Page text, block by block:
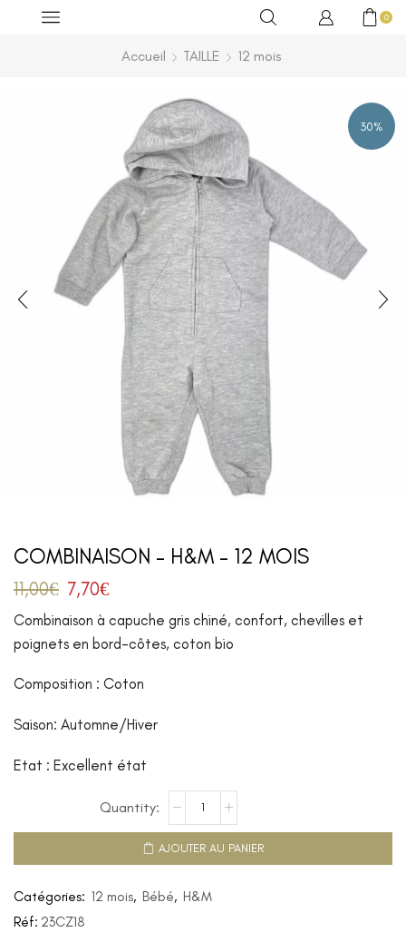
0
Accueil TAILLE 12 mois
30%
COMBINAISON – H&M – 12 MOIS
11,00€ 7,70€
Combinaison à capuche gris chiné, confort, chevilles et
poignets en bord-côtes, coton bio
Composition : Coton
Saison: Automne/Hiver
Etat : Excellent état
AJOUTER AU PANIER
Catégories: 12 mois, Bébé, H&M
Réf: 23CZ18